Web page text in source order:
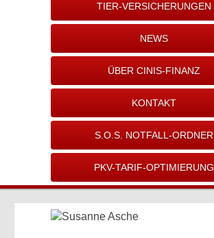
TIER-VERSICHERUNGEN
NEWS
ÜBER CINIS-FINANZ
KONTAKT
S.O.S. NOTFALL-ORDNER
PKV-TARIF-OPTIMIERUNG